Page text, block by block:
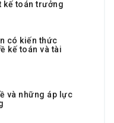
kế toán trưởng
có kiến thức
kế toán và tài
và những áp lực